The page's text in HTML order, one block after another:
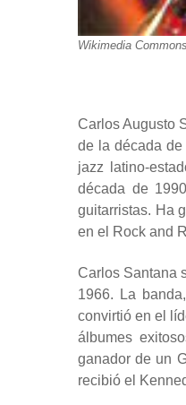
Wikimedia Commons
Carlos Augusto
de la década de
jazz latino-
década de
guitarristas. Ha
en el Rock and
Carlos Santana
1966.
La
convirtió en el
álbumes
ganador de un
recibió el